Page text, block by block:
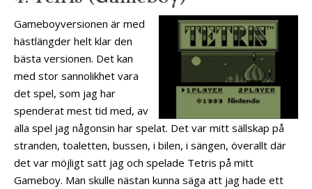
Gameboyversionen är med
hästlängder helt klar den
bästa versionen. Det kan
med stor sannolikhet vara
det spel, som jag har
spenderat mest tid med, av
alla spel jag någonsin har spelat. Det var mitt sällskap på
stranden, toaletten, bussen, i bilen, i sängen, överallt där
det var möjligt satt jag och spelade Tetris på mitt
Gameboy. Man skulle nästan kunna säga att jag hade ett